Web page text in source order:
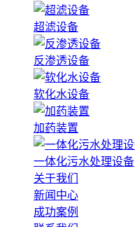
超滤设备
反渗透设备
软化水设备
加药装置
一体化污水处理设备
关于我们
新闻中心
成功案例